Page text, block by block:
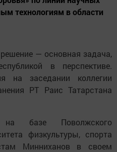
технологиям в области
— основная задача,
в перспективе.
на заседании коллегии
РТ Раис Татарстана
базе Поволжского
физкультуры, спорта
Минниханов в своем